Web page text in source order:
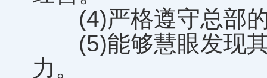
(4)严格遵守总部的
(5)能够慧眼发现其
力。